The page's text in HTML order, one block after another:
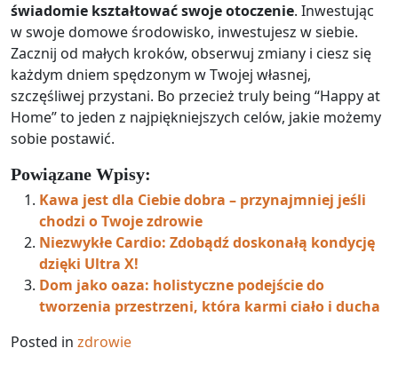
świadomie kształtować swoje otoczenie. Inwestując
w swoje domowe środowisko, inwestujesz w siebie.
Zacznij od małych kroków, obserwuj zmiany i ciesz się
każdym dniem spędzonym w Twojej własnej,
szczęśliwej przystani. Bo przecież truly being “Happy at
Home” to jeden z najpiękniejszych celów, jakie możemy
sobie postawić.
Powiązane Wpisy:
Kawa jest dla Ciebie dobra – przynajmniej jeśli
chodzi o Twoje zdrowie
Niezwykłe Cardio: Zdobądź doskonałą kondycję
dzięki Ultra X!
Dom jako oaza: holistyczne podejście do
tworzenia przestrzeni, która karmi ciało i ducha
Posted in zdrowie